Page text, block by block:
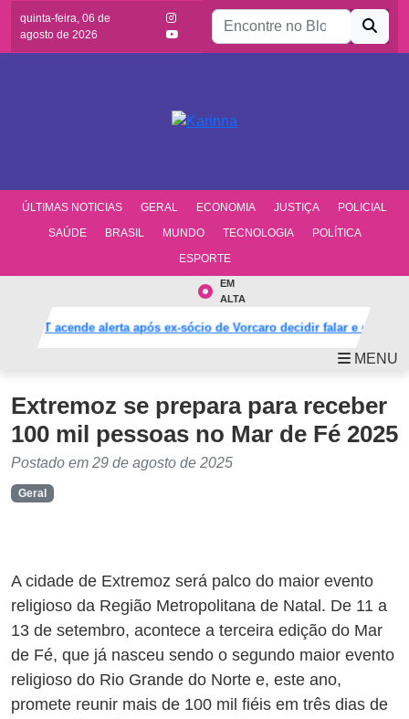
quinta-feira, 06 de
agosto de 2026
Buscar por:
ÚLTIMAS NOTICIAS GERAL ECONOMIA JUSTIÇA
POLICIAL
SAÚDE
BRASIL MUNDO TECNOLOGIA
POLÍTICA
ESPORTE
EM
ALTA
PT acende alerta após ex-sócio de Vorcaro decidir falar e mudar
MENU
Extremoz se prepara para receber
100 mil pessoas no Mar de Fé 2025
Postado em 29 de agosto de 2025
Geral
A cidade de Extremoz será palco do maior evento
religioso da Região Metropolitana de Natal. De 11 a
13 de setembro, acontece a terceira edição do Mar
de Fé, que já nasceu sendo o segundo maior evento
religioso do Rio Grande do Norte e, este ano,
promete reunir mais de 100 mil fiéis em três dias de